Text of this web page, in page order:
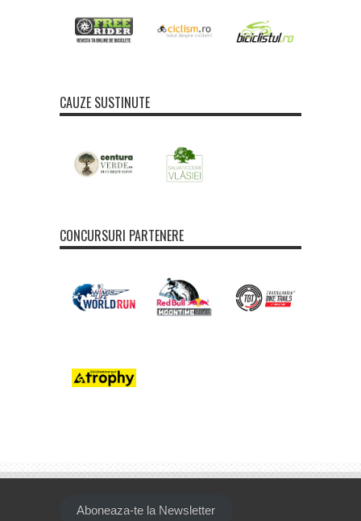
CAUZE SUSTINUTE
CONCURSURI PARTENERE
Aboneaza-te la Newsletter